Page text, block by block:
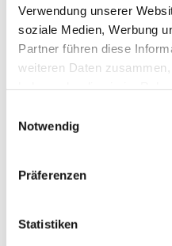
Verwendung unserer
soziale Medien, Werbung
Partner führen diese
weiteren Daten
Notwendig
Präferenzen
Statistiken